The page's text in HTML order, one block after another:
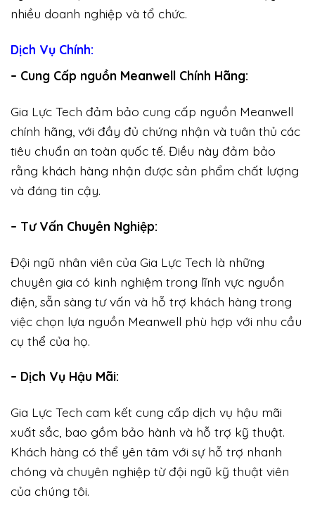
nhiều doanh nghiệp và tổ chức.
Dịch Vụ Chính:
– Cung Cấp nguồn Meanwell Chính Hãng:
Gia Lực Tech đảm bảo cung cấp nguồn Meanwell
chính hãng, với đầy đủ chứng nhận và tuân thủ các
tiêu chuẩn an toàn quốc tế. Điều này đảm bảo
rằng khách hàng nhận được sản phẩm chất lượng
và đáng tin cậy.
– Tư Vấn Chuyên Nghiệp:
Đội ngũ nhân viên của Gia Lực Tech là những
chuyên gia có kinh nghiệm trong lĩnh vực nguồn
điện, sẵn sàng tư vấn và hỗ trợ khách hàng trong
việc chọn lựa nguồn Meanwell phù hợp với nhu cầu
cụ thể của họ.
– Dịch Vụ Hậu Mãi:
Gia Lực Tech cam kết cung cấp dịch vụ hậu mãi
xuất sắc, bao gồm bảo hành và hỗ trợ kỹ thuật.
Khách hàng có thể yên tâm với sự hỗ trợ nhanh
chóng và chuyên nghiệp từ đội ngũ kỹ thuật viên
của chúng tôi.